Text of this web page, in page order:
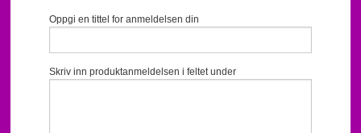
Oppgi en tittel for anmeldelsen din
Skriv inn produktanmeldelsen i feltet under